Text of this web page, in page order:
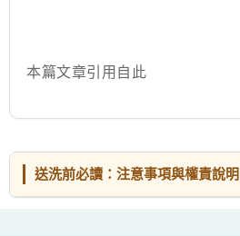
本篇文章引用自此
送洗前必讀：注意事項與權責說明